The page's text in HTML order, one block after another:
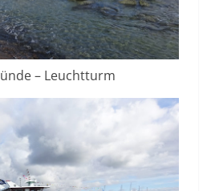
– Leuchtturm